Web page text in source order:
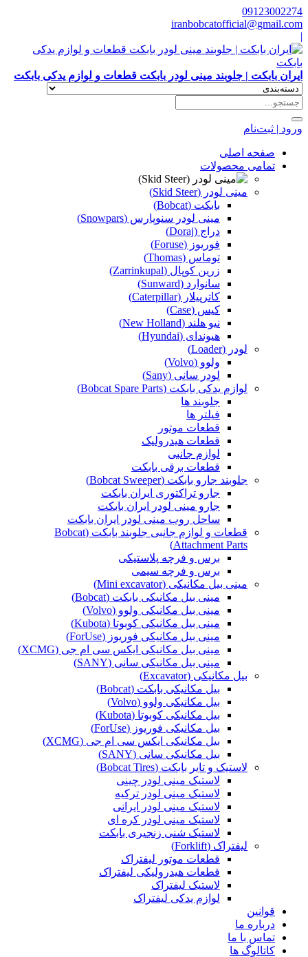
09123002274
iranbobcatofficial@gmail.com
|
ایران بابکت | جلوبند مینی لودر بابکت قطعات و لوازم یدکی بابکت
ورود | ثبت‌نام
صفحه اصلی
تمامی محصولات
مینی لودر (Skid Steer)
بابکت (Bobcat)
مینی لودر سنوپارس (Snowpars)
دراج (Doraj)
فوریوز (Foruse)
توماس (Thomas)
زرین کوپال (Zarrinkupal)
سانوارد (Sunward)
کاترپیلار (Caterpillar)
کیس (Case)
نیو هلند (New Holland)
هیوندای (Hyundai)
لودر (Loader)
ولوو (Volvo)
لودر سانی (Sany)
لوازم یدکی بابکت (Bobcat Spare Parts)
جلوبند ها
فیلتر ها
قطعات موتور
قطعات هیدرولیک
لوازم جانبی
قطعات برقی بابکت
جلوبند جارو بابکت (Bobcat Sweeper)
جارو تراکتوری ایران بابکت
جارو مینی لودر ایران بابکت
ساحل روب مینی لودر ایران بابکت
قطعات و لوازم جانبی جلوبند بابکت (Bobcat
Attachment Parts)
برس و فرچه پلاستیکی
برس و فرچه سیمی
مینی بیل مکانیکی (Mini excavator)
مینی بیل مکانیکی بابکت (Bobcat)
مینی بیل مکانیکی ولوو (Volvo)
مینی بیل مکانیکی کوبوتا (Kubota)
مینی بیل مکانیکی فوریوز (ForUse)
مینی بیل مکانیکی ایکس سی ام جی (XCMG)
مینی بیل مکانیکی سانی (SANY)
بیل مکانیکی (Excavator)
بیل مکانیکی بابکت (Bobcat)
بیل مکانیکی ولوو (Volvo)
بیل مکانیکی کوبوتا (Kubota)
بیل مکانیکی فوریوز (ForUse)
بیل مکانیکی ایکس سی ام جی (XCMG)
بیل مکانیکی سانی (SANY)
لاستیک و تایر بابکت (Bobcat Tires)
لاستیک مینی لودر چینی
لاستیک مینی لودر ترکیه
لاستیک مینی لودر ایرانی
لاستیک مینی لودر کره ای
لاستیک شنی زنجیری بابکت
لیفتراک (Forklift)
قطعات موتور لیفتراک
قطعات هیدرولیکی لیفتراک
لاستیک لیفتراک
لوازم یدکی لیفتراک
قوانین
درباره ما
تماس با ما
کاتالوگ ها